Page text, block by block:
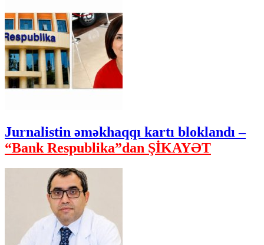
Jurnalistin əməkhaqqı kartı bloklandı –
“Bank Respublika”dan ŞİKAYƏT